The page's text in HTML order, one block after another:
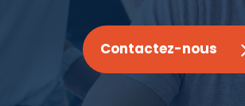
Contactez-nous